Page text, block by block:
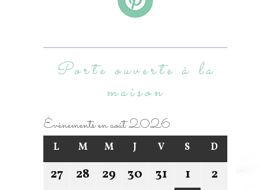
Porte ouverte à la
maison
Évènements en août 2026
L M M J V S D
27 28 29 30 31 1
2